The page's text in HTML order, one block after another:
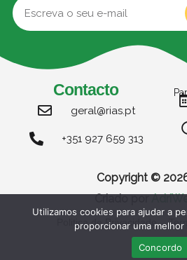
Contacto
geral@rias.pt
+351 927 659 313
Copyright ©
Politica de Privacidade
Utilizamos cookies para ajudar a
proporcionar uma
Concordo